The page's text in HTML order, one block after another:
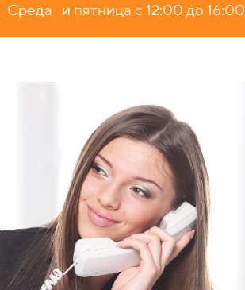
Среда и пятница с 12:00 до 16:00